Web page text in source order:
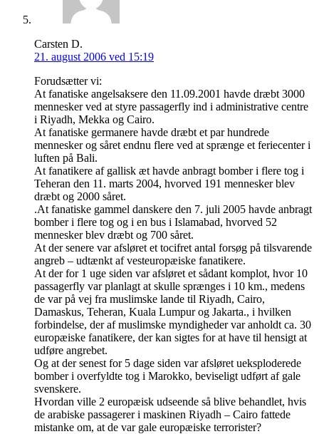
Carsten D.
21. august 2006 ved 15:19
Forudsætter vi:
At fanatiske angelsaksere den 11.09.2001 havde dræbt 3000
mennesker ved at styre passagerfly ind i administrative centre
i Riyadh, Mekka og Cairo.
At fanatiske germanere havde dræbt et par hundrede
mennesker og såret endnu flere ved at sprænge et feriecenter i
luften på Bali.
At fanatikere af gallisk æt havde anbragt bomber i flere tog i
Teheran den 11. marts 2004, hvorved 191 mennesker blev
dræbt og 2000 såret.
.At fanatiske gammel danskere den 7. juli 2005 havde anbragt
bomber i flere tog og i en bus i Islamabad, hvorved 52
mennesker blev dræbt og 700 såret.
At der senere var afsløret et tocifret antal forsøg på tilsvarende
angreb – udtænkt af vesteuropæiske fanatikere.
At der for 1 uge siden var afsløret et sådant komplot, hvor 10
passagerfly var planlagt at skulle sprænges i 10 km., medens
de var på vej fra muslimske lande til Riyadh, Cairo,
Damaskus, Teheran, Kuala Lumpur og Jakarta., i hvilken
forbindelse, der af muslimske myndigheder var anholdt ca. 30
europæiske fanatikere, der kan sigtes for at have til hensigt at
udføre angrebet.
Og at der senest for 5 dage siden var afsløret ueksploderede
bomber i overfyldte tog i Marokko, beviseligt udført af gale
svenskere.
Hvordan ville 2 europæisk udseende så blive behandlet, hvis
de arabiske passagerer i maskinen Riyadh – Cairo fattede
mistanke om, at de var gale europæiske terrorister?